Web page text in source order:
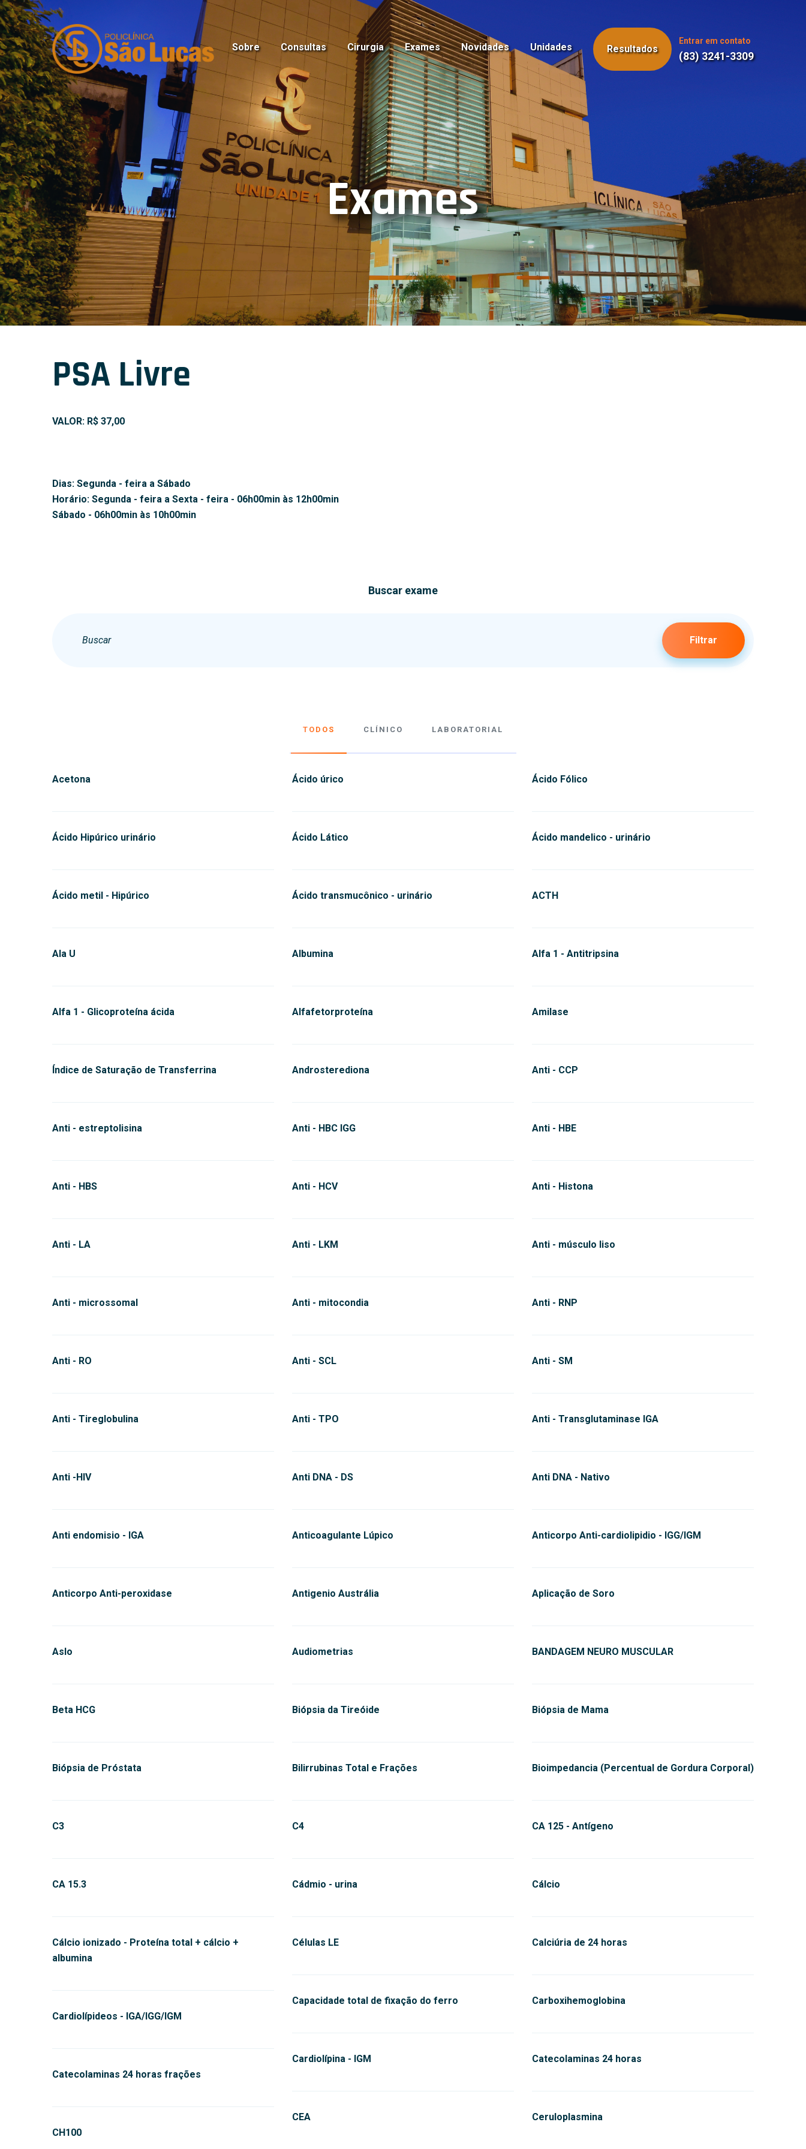
Sobre Consultas Cirurgia Exames Novidades Unidades Resultados
Entrar em contato
(83) 3241-3309
Exames
PSA Livre
VALOR: R$ 37,00
Dias: Segunda - feira a Sábado
Horário: Segunda - feira a Sexta - feira - 06h00min às 12h00min
Sábado - 06h00min às 10h00min
Buscar exame
Filtrar
TODOS CLÍNICO LABORATORIAL
Acetona Ácido úrico Ácido Fólico
Ácido Hipúrico urinário Ácido Lático Ácido mandelico - urinário
Ácido metil - Hipúrico Ácido transmucônico - urinário ACTH
Ala U Albumina Alfa 1 - Antitripsina
Alfa 1 - Glicoproteína ácida Alfafetorproteína Amilase
Índice de Saturação de Transferrina Androsterediona Anti - CCP
Anti - estreptolisina Anti - HBC IGG Anti - HBE
Anti - HBS Anti - HCV Anti - Histona
Anti - LA Anti - LKM Anti - músculo liso
Anti - microssomal Anti - mitocondia Anti - RNP
Anti - RO Anti - SCL Anti - SM
Anti - Tireglobulina Anti - TPO Anti - Transglutaminase IGA
Anti -HIV Anti DNA - DS Anti DNA - Nativo
Anti endomisio - IGA Anticoagulante Lúpico Anticorpo Anti-cardiolipidio - IGG/IGM
Anticorpo Anti-peroxidase Antigenio Austrália Aplicação de Soro
Aslo Audiometrias BANDAGEM NEURO MUSCULAR
Beta HCG Biópsia da Tireóide Biópsia de Mama
Biópsia de Próstata Bilirrubinas Total e Frações Bioimpedancia (Percentual de Gordura Corporal)
C3 C4 CA 125 - Antígeno
CA 15.3 Cádmio - urina Cálcio
Cálcio ionizado - Proteína total + cálcio +
albumina
Células LE Calciúria de 24 horas
Capacidade total de fixação do ferro
Carboxihemoglobina
Cardiolípideos - IGA/IGG/IGM
Cardiolípina - IGM
Catecolaminas 24 horas
Catecolaminas 24 horas frações
CEA
Ceruloplasmina
CH100